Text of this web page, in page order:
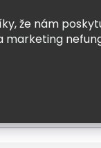
že nám
marketing